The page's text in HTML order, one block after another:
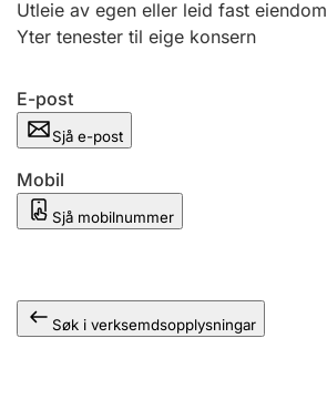
Utleie av egen eller leid fast eiendom
Yter tenester til eige konsern
E-post
Sjå e-post
Mobil
Sjå mobilnummer
Søk i verksemdsopplysningar